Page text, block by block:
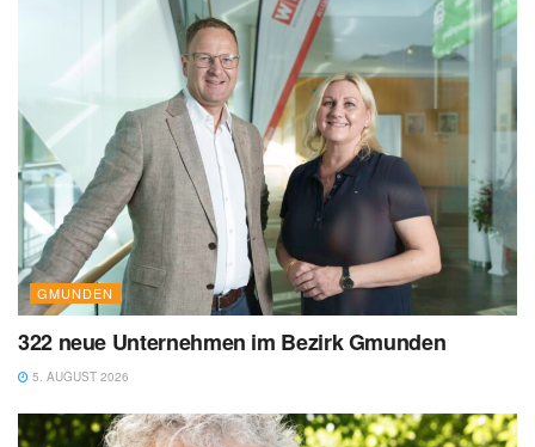
GMUNDEN
322 neue Unternehmen im Bezirk Gmunden
5. AUGUST 2026